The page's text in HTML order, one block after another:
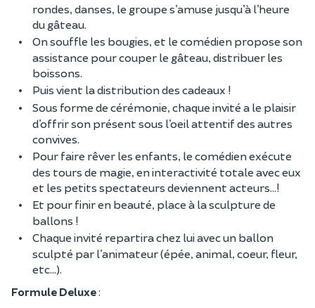
rondes, danses, le groupe s’amuse jusqu’à l’heure
du gâteau.
On souffle les bougies, et le comédien propose son
assistance pour couper le gâteau, distribuer les
boissons.
Puis vient la distribution des cadeaux !
Sous forme de cérémonie, chaque invité a le plaisir
d’offrir son présent sous l’oeil attentif des autres
convives.
Pour faire rêver les enfants, le comédien exécute
des tours de magie, en interactivité totale avec eux
et les petits spectateurs deviennent acteurs…!
Et pour finir en beauté, place à la sculpture de
ballons !
Chaque invité repartira chez lui avec un ballon
sculpté par l’animateur (épée, animal, coeur, fleur,
etc…).
Formule Deluxe: